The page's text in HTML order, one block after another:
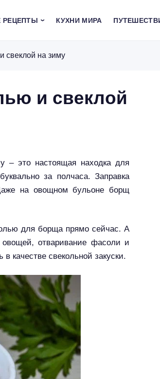
РЕЦЕПТЫ КУХНИ МИРА
свеклой на зиму
и свеклой
– это настоящая находка для
за полчаса. Заправка
на овощном бульоне борщ
для борща прямо сейчас. А
отваривание фасоли и
качестве свекольной закуски.